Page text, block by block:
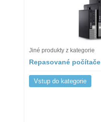
Jiné produkty z kategorie
Repasované počítače
Vstup do kategorie